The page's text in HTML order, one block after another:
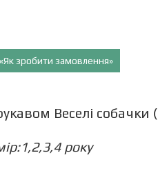
«Як зробити замовлення»
Веселі собачки
року